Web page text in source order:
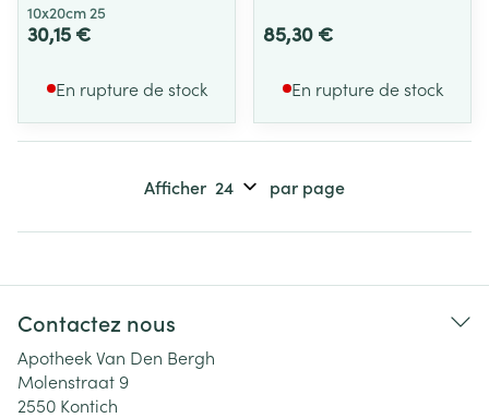
10x20cm 25
30,15 €
En rupture de stock
85,30 €
En rupture de stock
Afficher par page
Contactez nous
Apotheek Van Den Bergh
Molenstraat 9
2550 Kontich